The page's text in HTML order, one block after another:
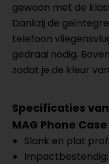
gewoon met de
Dankzij de
telefoon
gedraai nodig.
zodat je de kleur
Specificaties
MAG Phone Case
Slank en plat